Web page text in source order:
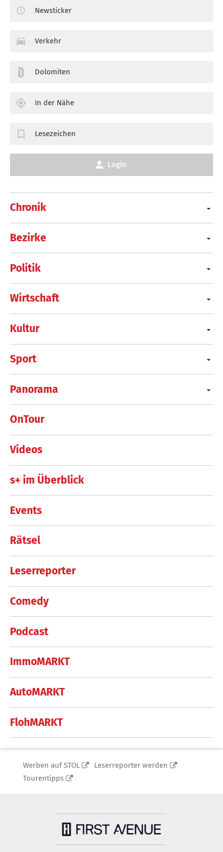
Chronik
Bezirke
Politik
Wirtschaft
Kultur
Sport
Panorama
OnTour
Videos
s+ im Überblick
Events
Rätsel
Leserreporter
Comedy
Podcast
ImmoMARKT
AutoMARKT
FlohMARKT
Newsticker
Verkehr
Dolomiten
In der Nähe
Lesezeichen
Login
Werben auf STOL
Leserreporter werden
Tourentipps